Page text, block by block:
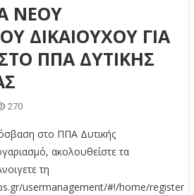
ΝΕΟΥ
ΔΙΚΑΙΟΥΧΟΥ ΓΙΑ
ΠΠΑ ΔΥΤΙΚΗΣ
270
στο ΠΠΑ Δυτικής
ακολουθείστε τα
τη
usermanagement/#!/home/register